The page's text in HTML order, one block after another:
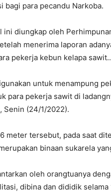
bagi para pecandu Narkoba.
ini diungkap oleh
menerima laporan
pekerja kebun kelapa sawit..
untuk menampung
para pekerja sawit di
Senin (24/1/2022).
meter tersebut, pada saat
binaan sukarela
oleh orangtuanya
dibina dan dididik selama